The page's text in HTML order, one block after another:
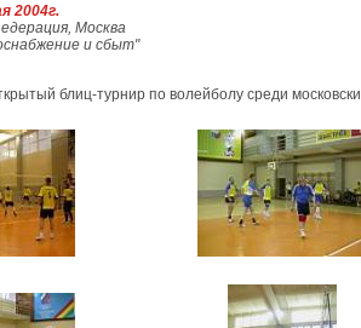
2004г.
Москва
и сбыт"
блиц-турнир по волейболу среди